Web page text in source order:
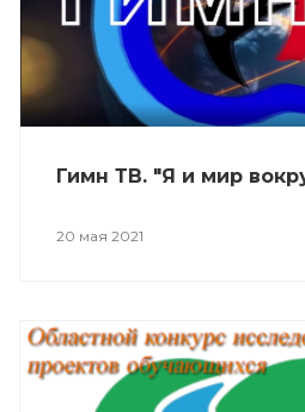
Гимн ТВ. "Я и мир
20 мая 2021